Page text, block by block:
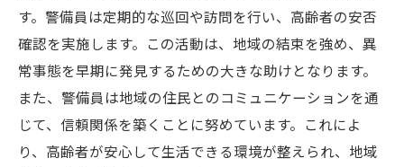
す。警備員は定期的な巡回や訪問を行い、高齢者の安否
確認を実施します。この活動は、地域の結束を強め、異
常事態を早期に発見するための大きな助けとなります。
また、警備員は地域の住民とのコミュニケーションを通
じて、信頼関係を築くことに努めています。これによ
り、高齢者が安心して生活できる環境が整えられ、地域